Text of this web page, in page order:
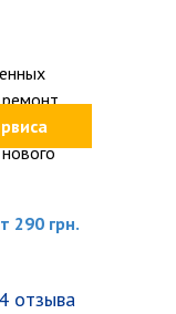
290 грн.
отзыва